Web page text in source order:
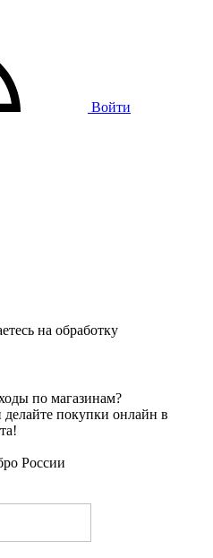
Войти
на обработку
по магазинам?
покупки онлайн в
России